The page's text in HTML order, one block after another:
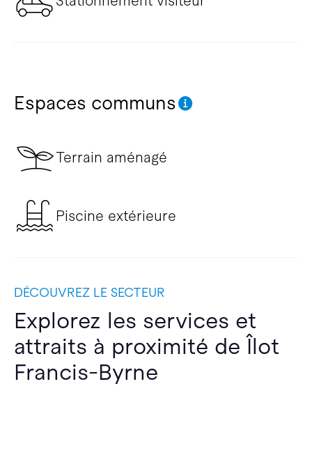
Espaces communs
Terrain aménagé
Piscine extérieure
DÉCOUVREZ LE SECTEUR
Explorez les services et
attraits à proximité de Îlot
Francis-Byrne